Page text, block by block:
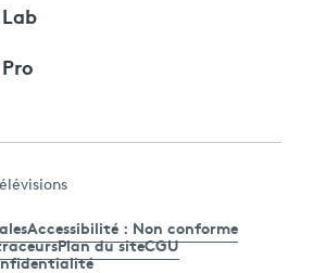
Accessibilité : Non conforme
Plan du siteCGU